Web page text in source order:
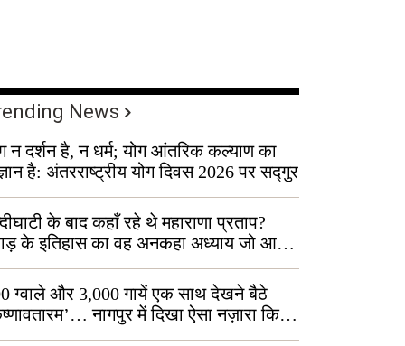
News
न दर्शन है, न धर्म; योग आंतरिक कल्याण का
है: अंतरराष्ट्रीय योग दिवस 2026 पर सद्गुर
के बाद कहाँ रहे थे महाराणा प्रताप?
के इतिहास का वह अनकहा अध्याय जो आज
में जीवित है
ग्वाले और 3,000 गायें एक साथ देखने बैठे
नागपुर में दिखा ऐसा नज़ारा कि
बोले, “ऐसा तो सिर्फ़ कृष्ण ही कर सकते हैं”